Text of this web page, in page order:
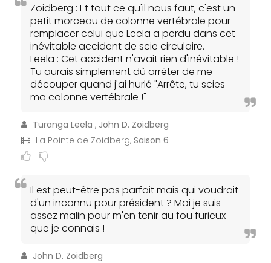
Zoidberg : Et tout ce qu'il nous faut, c'est un
petit morceau de colonne vertébrale pour
remplacer celui que Leela a perdu dans cet
inévitable accident de scie circulaire.
Leela : Cet accident n'avait rien d'inévitable !
Tu aurais simplement dû arrêter de me
découper quand j'ai hurlé "Arrête, tu scies
ma colonne vertébrale !"
Turanga Leela , John D. Zoidberg
La Pointe de Zoidberg, Saison 6
Il est peut-être pas parfait mais qui voudrait
d'un inconnu pour président ? Moi je suis
assez malin pour m'en tenir au fou furieux
que je connais !
John D. Zoidberg